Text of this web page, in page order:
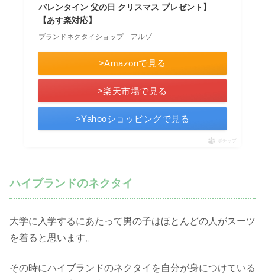
バレンタイン 父の日 クリスマス プレゼント】
【あす楽対応】
ブランドネクタイショップ アルゾ
>Amazonで見る
>楽天市場で見る
>Yahooショッピングで見る
ポチップ
ハイブランドのネクタイ
大学に入学するにあたって男の子はほとんどの人がスーツ
を着ると思います。
その時にハイブランドのネクタイを自分が身につけている